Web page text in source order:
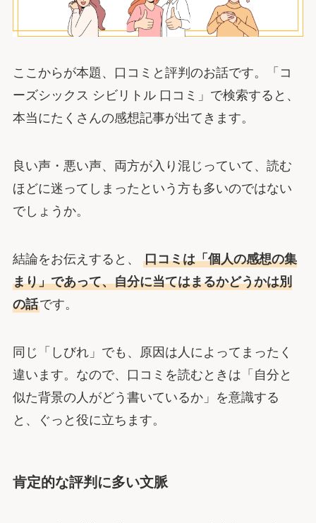
ここからが本題、口コミと評判のお話です。「コ
ーズシックス シビリトル 口コミ」で検索すると、
本当にたくさんの感想記事が出てきます。
良い声・悪い声、両方が入り混じっていて、読む
ほどに迷ってしまったという方も多いのではない
でしょうか。
結論をお伝えすると、 口コミは「個人の感想の集
まり」であって、自分に当てはまるかどうかは別
の話です。
同じ「しびれ」でも、原因は人によってまったく
違います。なので、口コミを読むときは「自分と
似た背景の人がどう書いているか」を意識する
と、ぐっと役に立ちます。
肯定的な評判に多い文脈